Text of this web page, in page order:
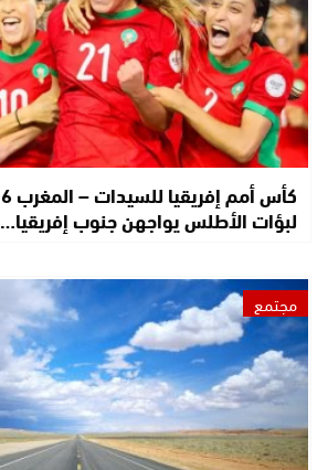
لبؤات الأطلس يواجهن جنوب إفريقيا…
مجتمع